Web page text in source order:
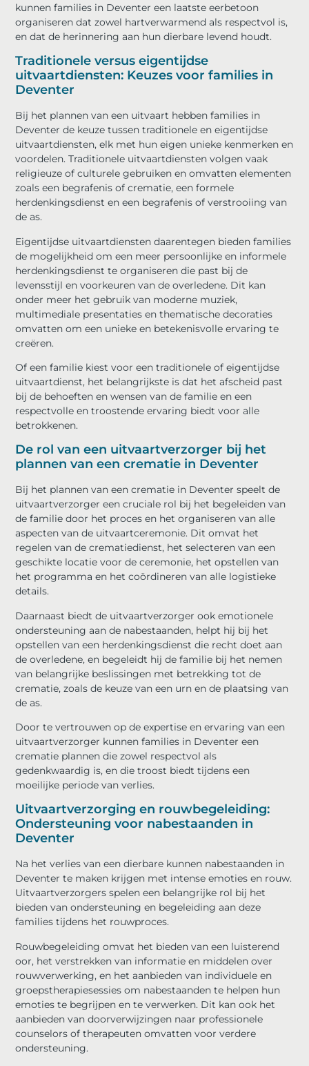
kunnen families in Deventer een laatste eerbetoon
organiseren dat zowel hartverwarmend als respectvol is,
en dat de herinnering aan hun dierbare levend houdt.
Traditionele versus eigentijdse
uitvaartdiensten: Keuzes voor families in
Deventer
Bij het plannen van een uitvaart hebben families in
Deventer de keuze tussen traditionele en eigentijdse
uitvaartdiensten, elk met hun eigen unieke kenmerken en
voordelen. Traditionele uitvaartdiensten volgen vaak
religieuze of culturele gebruiken en omvatten elementen
zoals een begrafenis of crematie, een formele
herdenkingsdienst en een begrafenis of verstrooiing van
de as.
Eigentijdse uitvaartdiensten daarentegen bieden families
de mogelijkheid om een meer persoonlijke en informele
herdenkingsdienst te organiseren die past bij de
levensstijl en voorkeuren van de overledene. Dit kan
onder meer het gebruik van moderne muziek,
multimediale presentaties en thematische decoraties
omvatten om een unieke en betekenisvolle ervaring te
creëren.
Of een familie kiest voor een traditionele of eigentijdse
uitvaartdienst, het belangrijkste is dat het afscheid past
bij de behoeften en wensen van de familie en een
respectvolle en troostende ervaring biedt voor alle
betrokkenen.
De rol van een uitvaartverzorger bij het
plannen van een crematie in Deventer
Bij het plannen van een crematie in Deventer speelt de
uitvaartverzorger een cruciale rol bij het begeleiden van
de familie door het proces en het organiseren van alle
aspecten van de uitvaartceremonie. Dit omvat het
regelen van de crematiedienst, het selecteren van een
geschikte locatie voor de ceremonie, het opstellen van
het programma en het coördineren van alle logistieke
details.
Daarnaast biedt de uitvaartverzorger ook emotionele
ondersteuning aan de nabestaanden, helpt hij bij het
opstellen van een herdenkingsdienst die recht doet aan
de overledene, en begeleidt hij de familie bij het nemen
van belangrijke beslissingen met betrekking tot de
crematie, zoals de keuze van een urn en de plaatsing van
de as.
Door te vertrouwen op de expertise en ervaring van een
uitvaartverzorger kunnen families in Deventer een
crematie plannen die zowel respectvol als
gedenkwaardig is, en die troost biedt tijdens een
moeilijke periode van verlies.
Uitvaartverzorging en rouwbegeleiding:
Ondersteuning voor nabestaanden in
Deventer
Na het verlies van een dierbare kunnen nabestaanden in
Deventer te maken krijgen met intense emoties en rouw.
Uitvaartverzorgers spelen een belangrijke rol bij het
bieden van ondersteuning en begeleiding aan deze
families tijdens het rouwproces.
Rouwbegeleiding omvat het bieden van een luisterend
oor, het verstrekken van informatie en middelen over
rouwverwerking, en het aanbieden van individuele en
groepstherapiesessies om nabestaanden te helpen hun
emoties te begrijpen en te verwerken. Dit kan ook het
aanbieden van doorverwijzingen naar professionele
counselors of therapeuten omvatten voor verdere
ondersteuning.